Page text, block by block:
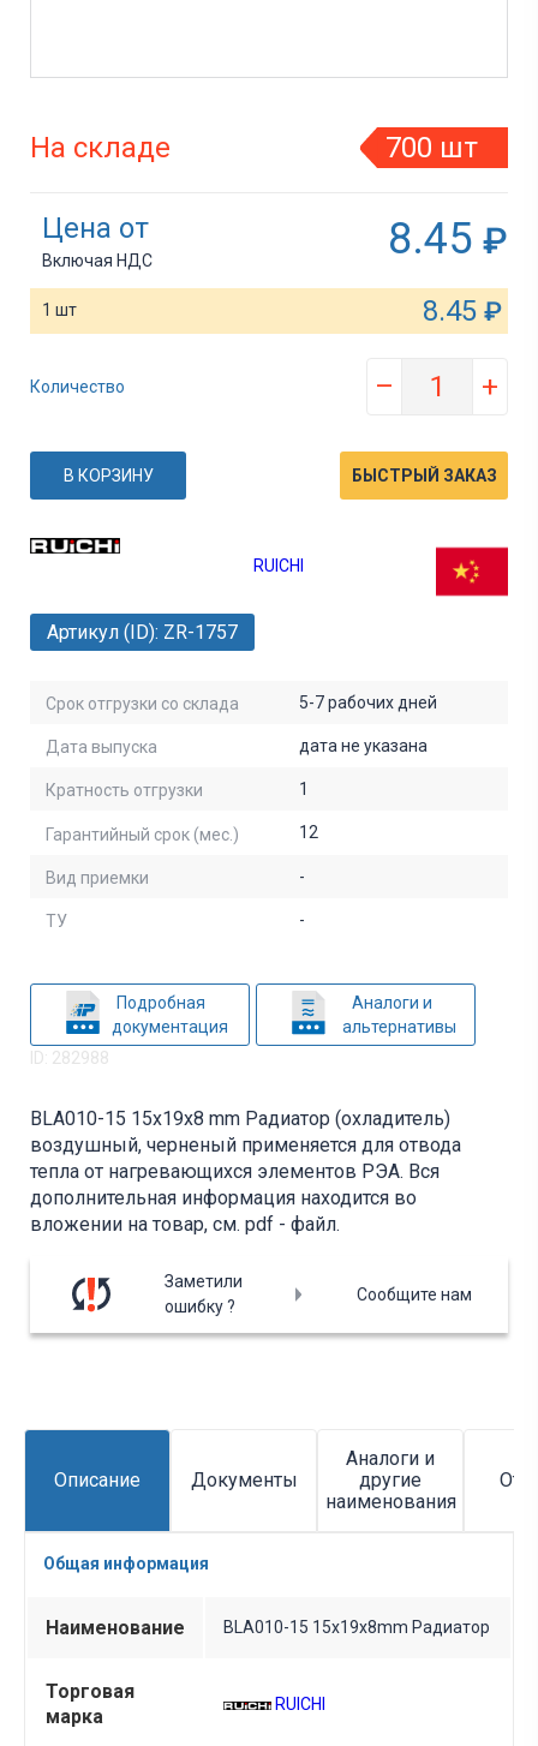
RUICHI
Артикул (ID): ZR-1757
Срок отгрузки со склада 5-7 рабочих дней
Дата выпуска дата не указана
Кратность отгрузки 1
Гарантийный срок (мес.) 12
Вид приемки -
ТУ -
Подробная
документация
Аналоги и
альтернативы
ID: 282988
На складе 700 шт
Цена от
Включая НДС 8.45 ₽
1 шт 8.45 ₽
Количество – +
В КОРЗИНУ БЫСТРЫЙ ЗАКАЗ
BLA010-15 15x19x8 mm Радиатор (охладитель)
воздушный, черненый применяется для отвода
тепла от нагревающихся элементов РЭА. Вся
дополнительная информация находится во
вложении на товар, см. pdf - файл.
Заметили
ошибку ?
Сообщите нам
Описание Документы
Аналоги и
другие
наименования
Общая информация
Наименование BLA010-15 15x19x8mm Радиатор
Торговая
марка
RUICHI